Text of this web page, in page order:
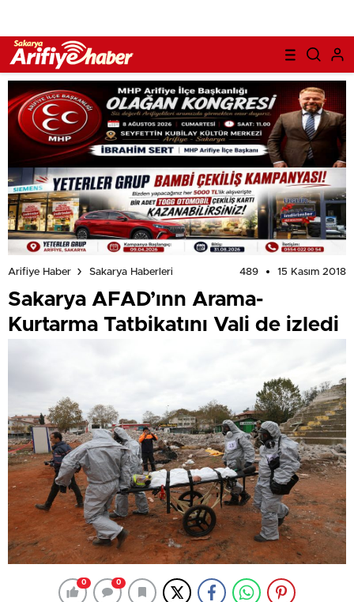
Arifiye Haber Sakarya Haberleri 489 15 Kasım 2018
Sakarya AFAD’ınn Arama-
Kurtarma Tatbikatını Vali de izledi
0 0